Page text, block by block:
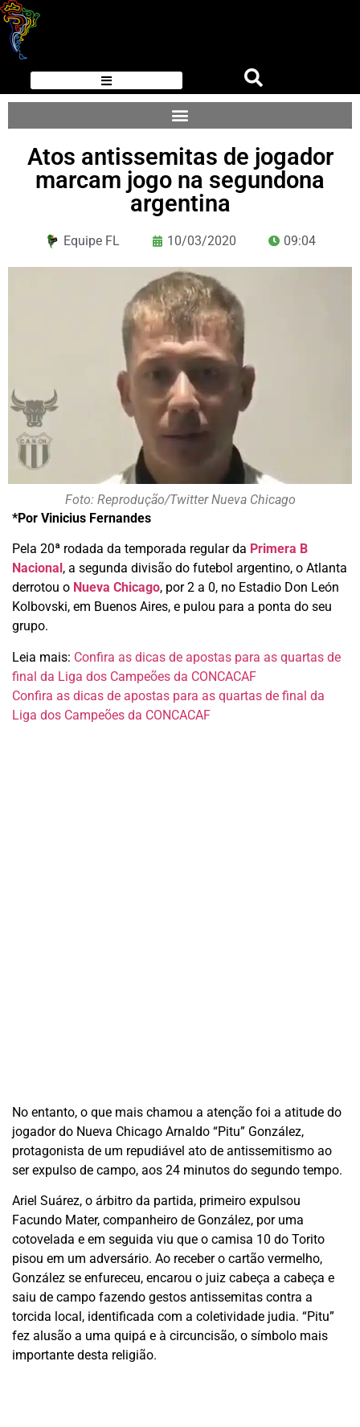
Atos antissemitas de jogador
marcam jogo na segundona
argentina
Equipe FL 10/03/2020 09:04
Foto: Reprodução/Twitter Nueva Chicago
*Por Vinicius Fernandes
Pela 20ª rodada da temporada regular da Primera B
Nacional , a segunda divisão do futebol argentino, o Atlanta
derrotou o Nueva Chicago, por 2 a 0, no Estadio Don León
Kolbovski, em Buenos Aires, e pulou para a ponta do seu
grupo.
Leia mais: Confira as dicas de apostas para as quartas de
final da Liga dos Campeões da CONCACAF
Confira as dicas de apostas para as quartas de final da
Liga dos Campeões da CONCACAF
No entanto, o que mais chamou a atenção foi a atitude do
jogador do Nueva Chicago Arnaldo “Pitu” González,
protagonista de um repudiável ato de antissemitismo ao
ser expulso de campo, aos 24 minutos do segundo tempo.
Ariel Suárez, o árbitro da partida, primeiro expulsou
Facundo Mater, companheiro de González, por uma
cotovelada e em seguida viu que o camisa 10 do Torito
pisou em um adversário. Ao receber o cartão vermelho,
González se enfureceu, encarou o juiz cabeça a cabeça e
saiu de campo fazendo gestos antissemitas contra a
torcida local, identificada com a coletividade judia. “Pitu”
fez alusão a uma quipá e à circuncisão, o símbolo mais
importante desta religião.